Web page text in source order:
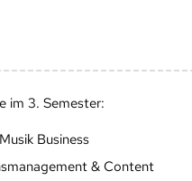
im 3. Semester:
Business
& Content